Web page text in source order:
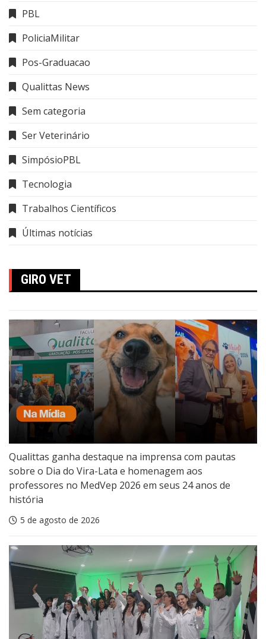
PBL
PoliciaMilitar
Pos-Graduacao
Qualittas News
Sem categoria
Ser Veterinário
SimpósioPBL
Tecnologia
Trabalhos Científicos
Últimas notícias
GIRO VET
Qualittas ganha destaque na imprensa com pautas
sobre o Dia do Vira-Lata e homenagem aos
professores no MedVep 2026 em seus 24 anos de
história
5 de agosto de 2026